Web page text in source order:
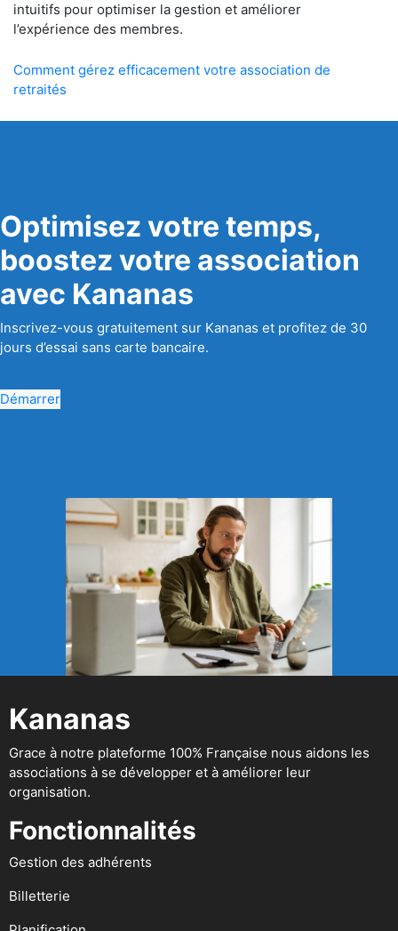
intuitifs pour optimiser la gestion et améliorer
l’expérience des membres.
Comment gérez efficacement votre association de
retraités
Optimisez votre temps,
boostez votre association
avec Kananas
Inscrivez-vous gratuitement sur Kananas et profitez de 30
jours d’essai sans carte bancaire.
Démarrer
Kananas
Grace à notre plateforme 100% Française nous aidons les
associations à se développer et à améliorer leur
organisation.
Fonctionnalités
Gestion des adhérents
Billetterie